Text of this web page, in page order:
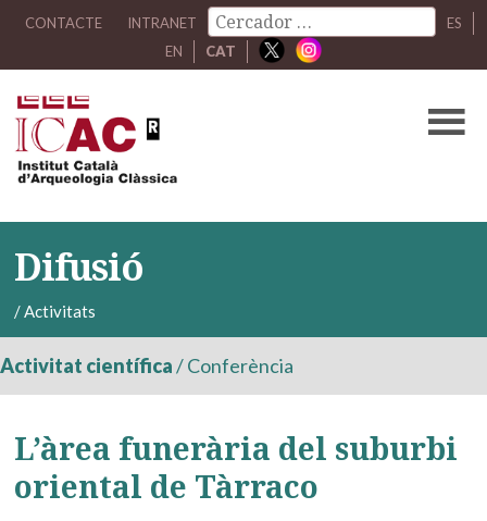
CONTACTE INTRANET
ES
EN
CAT
Difusió
/Activitats
Activitat científica/Conferència
L’àrea funerària del suburbi
oriental de Tàrraco